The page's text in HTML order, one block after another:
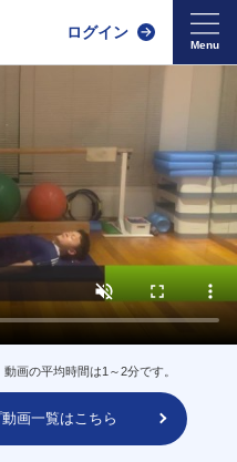
ログイン
画の平均時間は1～2分です。
画一覧はこちら